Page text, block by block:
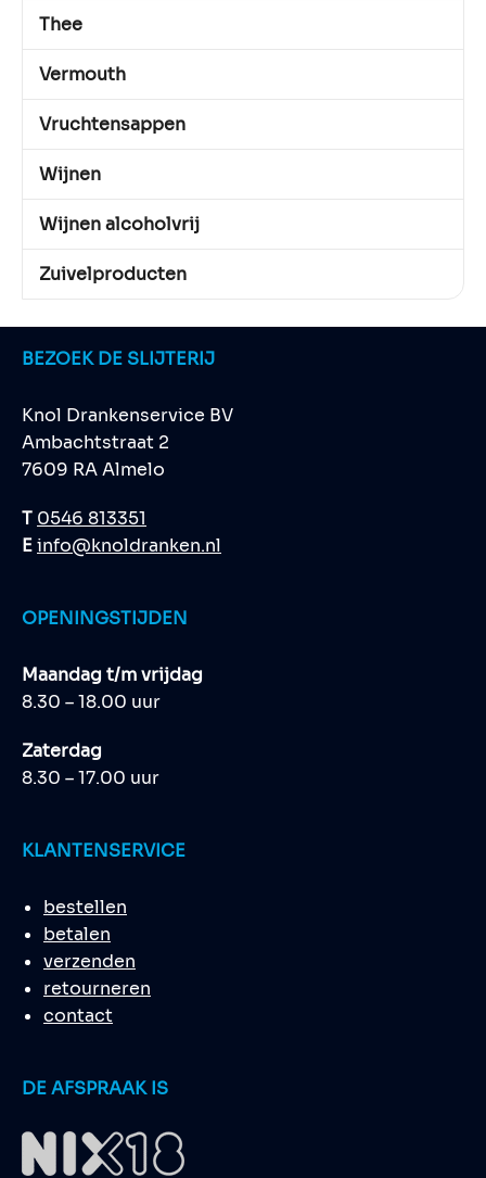
Thee
Vermouth
Vruchtensappen
Wijnen
Wijnen alcoholvrij
Zuivelproducten
BEZOEK DE SLIJTERIJ
Knol Drankenservice BV
Ambachtstraat 2
7609 RA Almelo
T 0546 813351
Einfo@knoldranken.nl
OPENINGSTIJDEN
Maandag t/m vrijdag
8.30 – 18.00 uur
Zaterdag
8.30 – 17.00 uur
KLANTENSERVICE
bestellen
betalen
verzenden
retourneren
contact
DE AFSPRAAK IS